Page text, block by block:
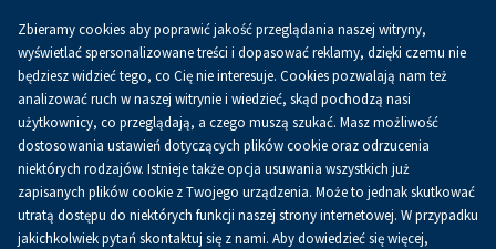
0.00 złKoszykPL
Strona główna O firmie Aktualności
Aktualności
Zbieramy cookies aby poprawić jakość przeglądania naszej witryny,
wyświetlać spersonalizowane treści i dopasować reklamy, dzięki czemu nie
będziesz widzieć tego, co Cię nie interesuje. Cookies pozwalają nam też
analizować ruch w naszej witrynie i wiedzieć, skąd pochodzą nasi
użytkownicy, co przeglądają, a czego muszą szukać. Masz możliwość
dostosowania ustawień dotyczących plików cookie oraz odrzucenia
niektórych rodzajów. Istnieje także opcja usuwania wszystkich już
zapisanych plików cookie z Twojego urządzenia. Może to jednak skutkować
utratą dostępu do niektórych funkcji naszej strony internetowej. W przypadku
jakichkolwiek pytań skontaktuj się z nami. Aby dowiedzieć się więcej,